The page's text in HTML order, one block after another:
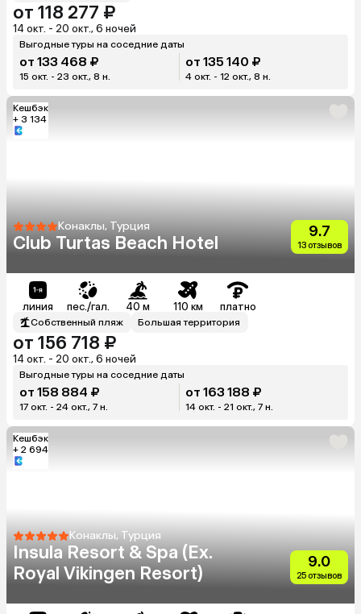
от 118 277 ₽
14 окт. - 20 окт., 6 ночей
Выгодные туры на соседние даты
от 133 468 ₽
15 окт. - 23 окт., 8 н.
от 135 140 ₽
4 окт. - 12 окт., 8 н.
Кешбэк
+ 3 134
Конаклы, Турция
Club Turtas Beach Hotel
9.7
13 отзывов
линия пес./гал. 40 м 110 км платно
Собственный пляж Большая территория
от 156 718 ₽
14 окт. - 20 окт., 6 ночей
Выгодные туры на соседние даты
от 158 884 ₽
17 окт. - 24 окт., 7 н.
от 163 188 ₽
14 окт. - 21 окт., 7 н.
Кешбэк
+ 2 694
Конаклы, Турция
Insula Resort & Spa (Ex.
Royal Vikingen Resort)
9.0
25 отзывов